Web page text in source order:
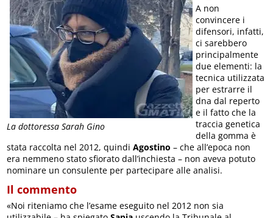
La dottoressa Sarah Gino
A non
convincere i
difensori, infatti,
ci sarebbero
principalmente
due elementi: la
tecnica utilizzata
per estrarre il
dna dal reperto
e il fatto che la
traccia genetica
della gomma è
stata raccolta nel 2012, quindiAgostino – che all’epoca non
era nemmeno stato sfiorato dall’inchiesta – non aveva potuto
nominare un consulente per partecipare alle analisi.
Il commento
«Noi riteniamo che l’esame eseguito nel 2012 non sia